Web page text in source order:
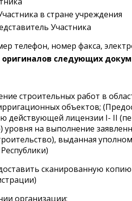
в стране учреждения
Участника
телефон, номер факса,
следующих
строительных работ в
объектов;
действующей лицензии I- II
уровня на выполнение
выданная
сканированную
организации;